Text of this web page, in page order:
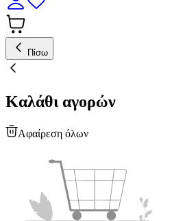
Πίσω
Καλάθι αγορών
Αφαίρεση όλων